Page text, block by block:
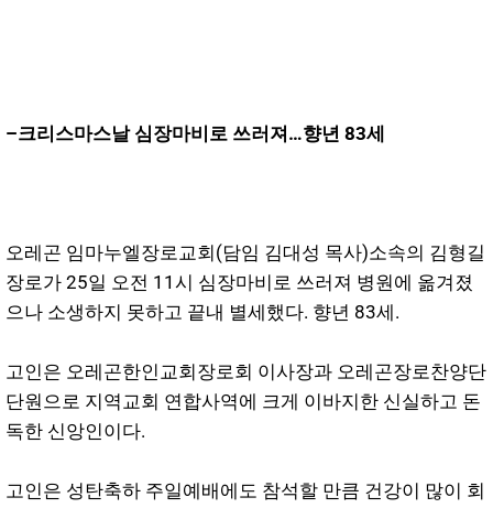
–크리스마스날 심장마비로 쓰러져…향년 83세
오레곤 임마누엘장로교회(담임 김대성 목사)소속의 김형길
장로가 25일 오전 11시 심장마비로 쓰러져 병원에 옮겨졌
으나 소생하지 못하고 끝내 별세했다. 향년 83세.
고인은 오레곤한인교회장로회 이사장과 오레곤장로찬양단
단원으로 지역교회 연합사역에 크게 이바지한 신실하고 돈
독한 신앙인이다.
고인은 성탄축하 주일예배에도 참석할 만큼 건강이 많이 회